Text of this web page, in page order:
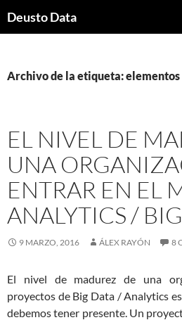
Deusto Data
Archivo de la etiqueta: elementos
EL NIVEL DE
UNA
ENTRAR EN EL
ANALYTICS /
9 MARZO, 2016 ÁLEX RAYÓN 8
El nivel de madurez de una
proyectos de Big Data / Analytics
debemos tener presente. Un